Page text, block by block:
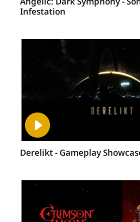
Infestation
Derelikt - Gameplay